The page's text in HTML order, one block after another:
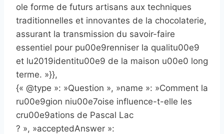
ole forme de futurs artisans aux techniques
traditionnelles et innovantes de la chocolaterie,
assurant la transmission du savoir-faire
essentiel pour pu00e9renniser la qualitu00e9
et lu2019identitu00e9 de la maison u00e0 long
terme. »}},
{« @type »: »Question », »name »: »Comment la
ru00e9gion niu00e7oise influence-t-elle les
cru00e9ations de Pascal Lac
? », »acceptedAnswer »: